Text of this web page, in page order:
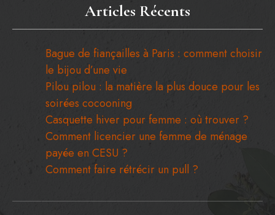
Articles Récents
Bague de fiançailles à Paris : comment choisir
le bijou d’une vie
Pilou pilou : la matière la plus douce pour les
soirées cocooning
Casquette hiver pour femme : où trouver ?
Comment licencier une femme de ménage
payée en CESU ?
Comment faire rétrécir un pull ?